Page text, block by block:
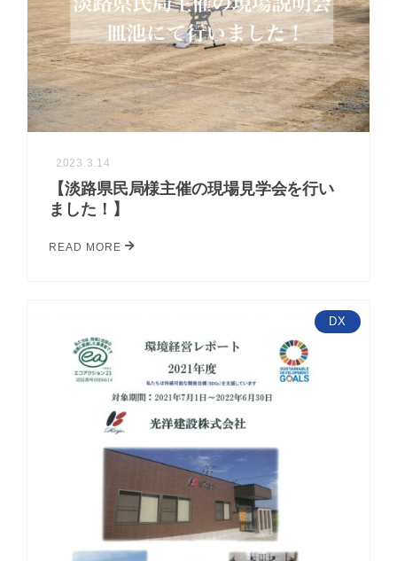
2023.3.14
【淡路県民局様主催の現場見学会を行い
ました！】
READ MORE
DX